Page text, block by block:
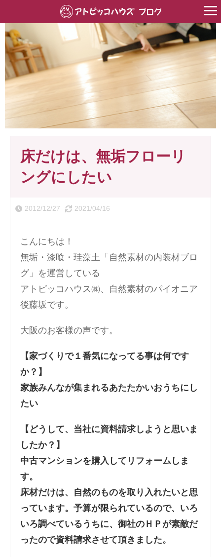
無垢フローリング>床だけは、無垢フローリングに
床だけは、無垢フローリ
ングにしたい
2012/12/27 2021/04/16
こんにちは！
無垢・漆喰・珪藻土「自然素材の内装材ブロ
グ」を運営している
アトピッコハウス㈱、自然素材のパイオニア
後藤坂です。
大阪のお客様の声です。
【家づくりで１番気になってる事は何です
か？】
家族みんなが集まれるあたたかいおうちにし
たい
【どうして、当社に資料請求しようと思いま
したか？】
中古マンションを購入してリフォームしま
す。
床材だけは、自然のものを取り入れたいと思
っています。予算が限られているので、いろ
いろ調べているうちに、御社のＨＰが素敵だ
ったので資料請求させて頂きました。